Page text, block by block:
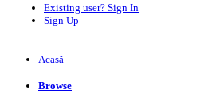
Existing user? Sign In
Sign Up
Acasă
Browse